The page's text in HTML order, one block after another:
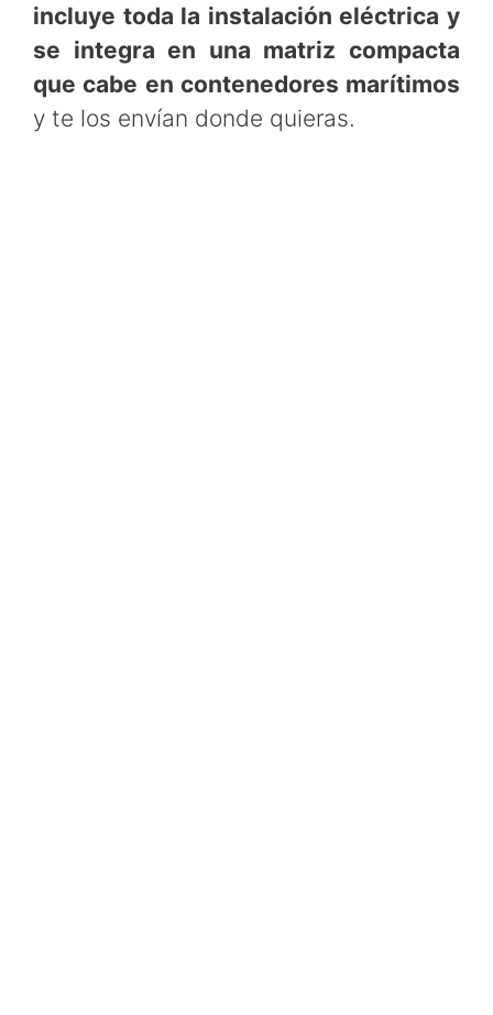
incluye toda la instalación eléctrica y
se integra en una matriz compacta
que cabe en contenedores marítimos
y te los envían donde quieras.